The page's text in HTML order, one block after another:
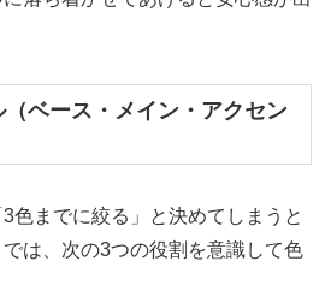
ベース・メイン・アクセン
色までに絞る」と決めてしまうと
は、次の3つの役割を意識して色